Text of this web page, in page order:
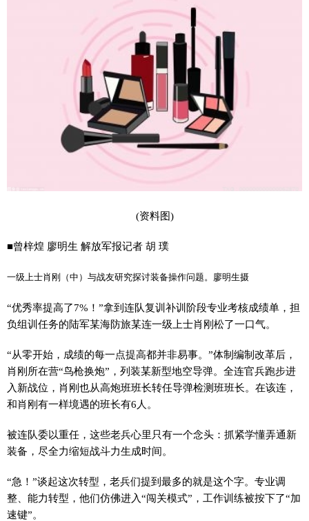
(资料图)
■曾梓煌 廖明生 解放军报记者 胡 璞
一级上士肖刚（中）与战友研究探讨装备操作问题。廖明生摄
“优秀率提高了7%！”拿到连队复训补训阶段专业考核成绩单，担
负组训任务的陆军某海防旅某连一级上士肖刚松了一口气。
“从零开始，成绩的每一点提高都并非易事。”体制编制改革后，
肖刚所在营“鸟枪换炮”，列装某新型地空导弹。全连官兵跑步进
入新战位，肖刚也从高炮班班长转任导弹检测班班长。在该连，
和肖刚有一样境遇的班长有6人。
被连队委以重任，这些老兵心里只有一个念头：抓紧学懂弄通新
装备，尽全力缩短战斗力生成时间。
“急！”谈起这次转型，老兵们提到最多的就是这个字。专业调
整、能力转型，他们仿佛进入“闯关模式”，工作训练被按下了“加
速键”。